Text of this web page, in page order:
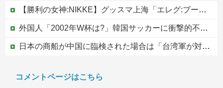
【勝利の女神:NIKKE】グッスマ上海「エレグ:ブーム・アンド・ショック」フィギュア【予約開始】
外国人「2002年W杯は?」韓国サッカーに衝撃的不祥事！W杯予選でレフリーへの性的接待発覚！海外騒然！【海外の反応】
日本の商船が中国に臨検された場合は「台湾軍が対応」と台湾軍トップ！
【移民政策反対】イオンの売り場で唐揚げを食う中国人の子供
コメントページはこちら